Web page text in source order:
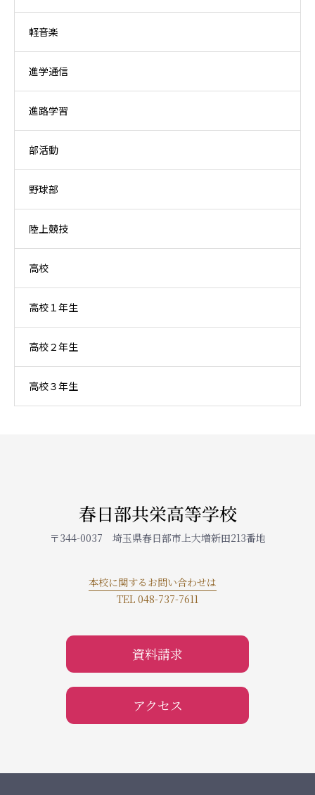
軽音楽
進学通信
進路学習
部活動
野球部
陸上競技
高校
高校１年生
高校２年生
高校３年生
春日部共栄高等学校
〒344-0037 埼玉県春日部市上大増新田213番地
本校に関するお問い合わせは
TEL 048-737-7611
資料請求
アクセス